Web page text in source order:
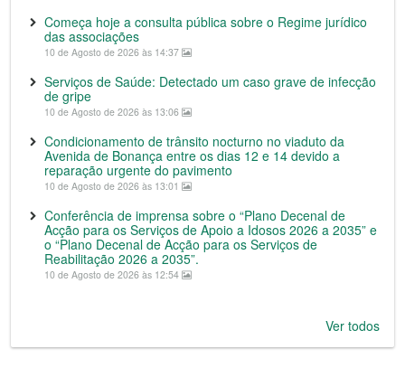
Começa hoje a consulta pública sobre o Regime jurídico
das associações
10 de Agosto de 2026 às 14:37
Serviços de Saúde: Detectado um caso grave de infecção
de gripe
10 de Agosto de 2026 às 13:06
Condicionamento de trânsito nocturno no viaduto da
Avenida de Bonança entre os dias 12 e 14 devido a
reparação urgente do pavimento
10 de Agosto de 2026 às 13:01
Conferência de imprensa sobre o “Plano Decenal de
Acção para os Serviços de Apoio a Idosos 2026 a 2035” e
o “Plano Decenal de Acção para os Serviços de
Reabilitação 2026 a 2035”.
10 de Agosto de 2026 às 12:54
Ver todos